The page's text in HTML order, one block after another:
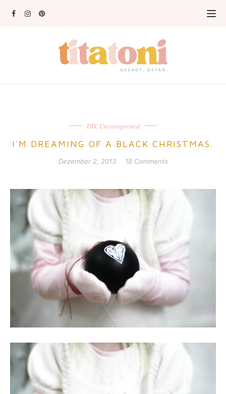
DIY, Uncategorized
I´M DREAMING OF A BLACK CHRISTMAS.
Dezember 2, 2013 18 Comments